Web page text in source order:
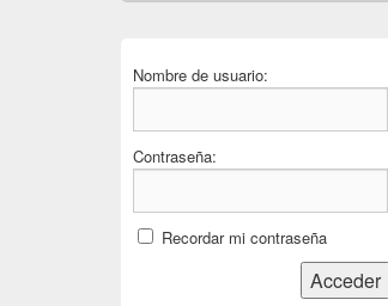
Nombre de usuario:
Contraseña:
Recordar mi contraseña
Acceder